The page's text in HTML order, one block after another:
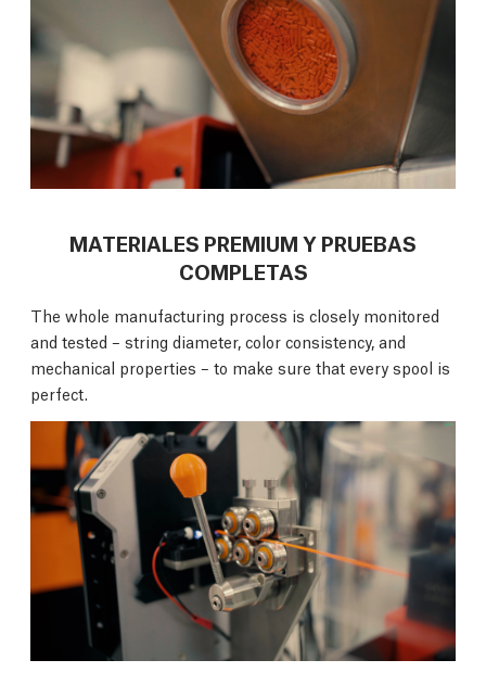
MATERIALES PREMIUM Y PRUEBAS
COMPLETAS
The whole manufacturing process is closely monitored
and tested – string diameter, color consistency, and
mechanical properties – to make sure that every spool is
perfect.